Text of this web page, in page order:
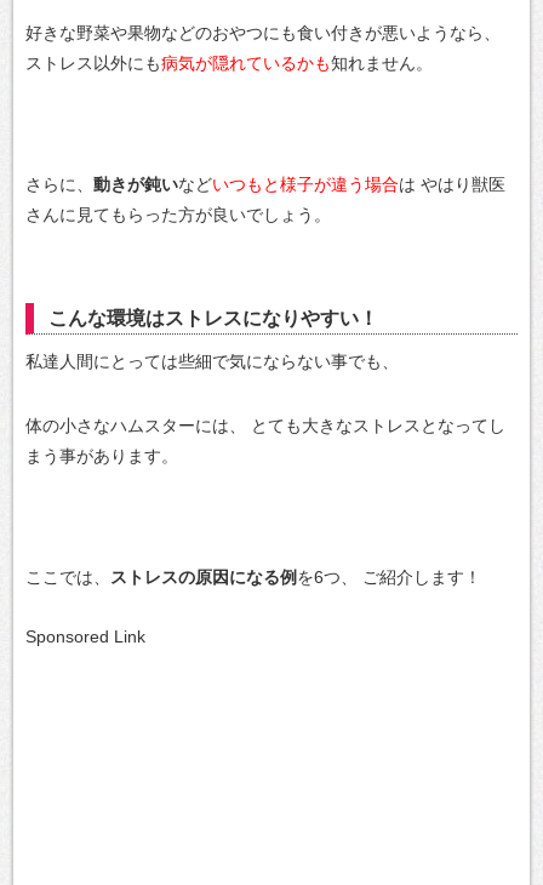
好きな野菜や果物などのおやつにも食い付きが悪いようなら、
ストレス以外にも病気が隠れているかも知れません。
さらに、 動きが鈍いなどいつもと様子が違う場合は やはり獣医
さんに見てもらった方が良いでしょう。
こんな環境はストレスになりやすい！
私達人間にとっては些細で気にならない事でも、
体の小さなハムスターには、
とても大きなストレスとなってし
まう事があります。
ここでは、 ストレスの原因になる例を6つ、 ご紹介します！
Sponsored Link